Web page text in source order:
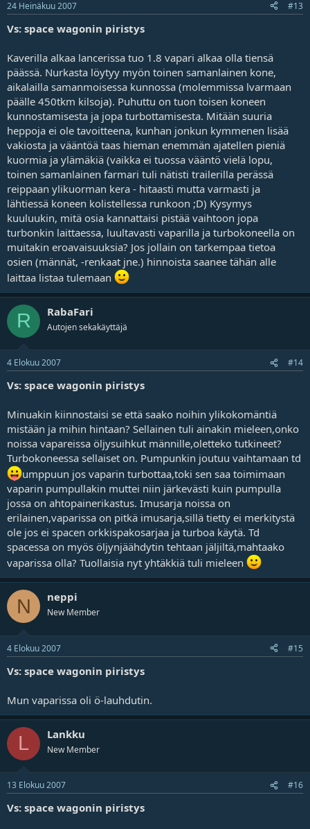
24 Heinäkuu 2007 #13
Vs: space wagonin piristys
Kaverilla alkaa lancerissa tuo 1.8 vapari alkaa olla tiensä
päässä. Nurkasta löytyy myön toinen samanlainen kone,
aikalailla samanmoisessa kunnossa (molemmissa lvarmaan
päälle 450tkm kilsoja). Puhuttu on tuon toisen koneen
kunnostamisesta ja jopa turbottamisesta. Mitään suuria
heppoja ei ole tavoitteena, kunhan jonkun kymmenen lisää
vakiosta ja vääntöä taas hieman enemmän ajatellen pieniä
kuormia ja ylämäkiä (vaikka ei tuossa vääntö vielä lopu,
toinen samanlainen farmari tuli nätisti trailerilla perässä
reippaan ylikuorman kera - hitaasti mutta varmasti ja
lähtiessä koneen kolistellessa runkoon ;D) Kysymys
kuuluukin, mitä osia kannattaisi pistää vaihtoon jopa
turbonkin laittaessa, luultavasti vaparilla ja turbokoneella on
muitakin eroavaisuuksia? Jos jollain on tarkempaa tietoa
osien (männät, -renkaat jne.) hinnoista saanee tähän alle
laittaa listaa tulemaan
R RabaFari
Autojen sekakäyttäjä
4 Elokuu 2007 #14
Vs: space wagonin piristys
Minuakin kiinnostaisi se että saako noihin ylikokomäntiä
mistään ja mihin hintaan? Sellainen tuli ainakin mieleen,onko
noissa vapareissa öljysuihkut männille,oletteko tutkineet?
Turbokoneessa sellaiset on. Pumpunkin joutuu vaihtamaan td
umppuun jos vaparin turbottaa,toki sen saa toimimaan
vaparin pumpullakin muttei niin järkevästi kuin pumpulla
jossa on ahtopainerikastus. Imusarja noissa on
erilainen,vaparissa on pitkä imusarja,sillä tietty ei merkitystä
ole jos ei spacen orkkispakosarjaa ja turboa käytä. Td
spacessa on myös öljynjäähdytin tehtaan jäljiltä,mahtaako
vaparissa olla? Tuollaisia nyt yhtäkkiä tuli mieleen
N neppi
New Member
4 Elokuu 2007 #15
Vs: space wagonin piristys
Mun vaparissa oli ö-lauhdutin.
L Lankku
New Member
13 Elokuu 2007 #16
Vs: space wagonin piristys